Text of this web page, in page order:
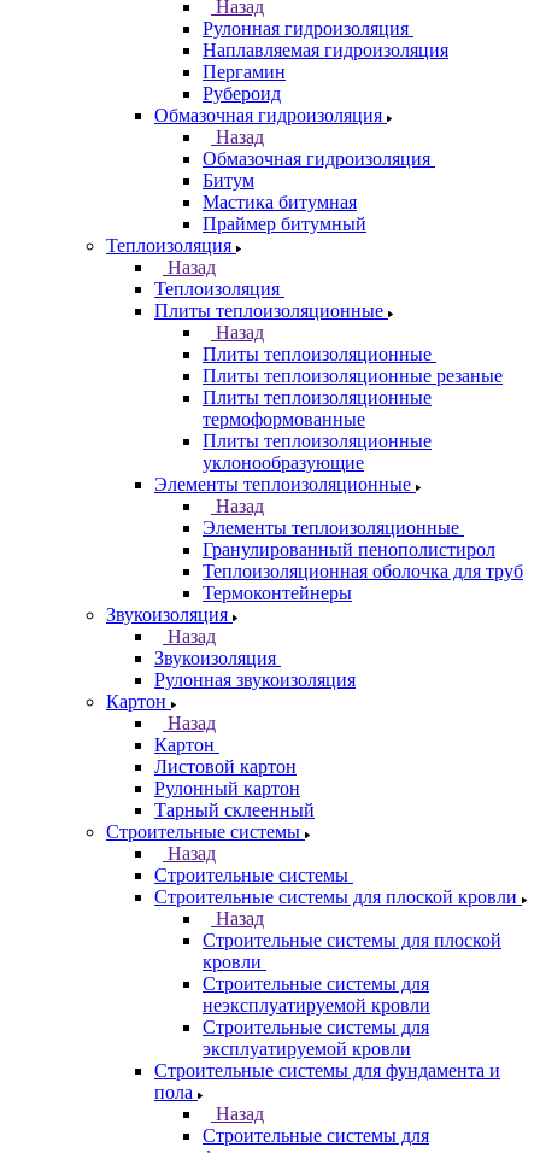
Назад
Рулонная гидроизоляция
Наплавляемая гидроизоляция
Пергамин
Рубероид
Обмазочная гидроизоляция
Назад
Обмазочная гидроизоляция
Битум
Мастика битумная
Праймер битумный
Теплоизоляция
Назад
Теплоизоляция
Плиты теплоизоляционные
Назад
Плиты теплоизоляционные
Плиты теплоизоляционные резаные
Плиты теплоизоляционные
термоформованные
Плиты теплоизоляционные
уклонообразующие
Элементы теплоизоляционные
Назад
Элементы теплоизоляционные
Гранулированный пенополистирол
Теплоизоляционная оболочка для труб
Термоконтейнеры
Звукоизоляция
Назад
Звукоизоляция
Рулонная звукоизоляция
Картон
Назад
Картон
Листовой картон
Рулонный картон
Тарный склеенный
Строительные системы
Назад
Строительные системы
Строительные системы для плоской кровли
Назад
Строительные системы для плоской
кровли
Строительные системы для
неэксплуатируемой кровли
Строительные системы для
эксплуатируемой кровли
Строительные системы для фундамента и
пола
Назад
Строительные системы для